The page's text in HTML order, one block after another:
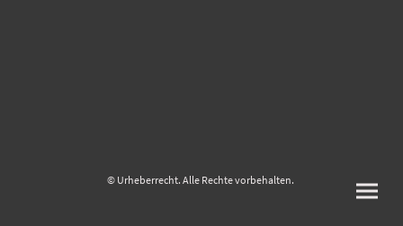
© Urheberrecht. Alle Rechte vorbehalten.